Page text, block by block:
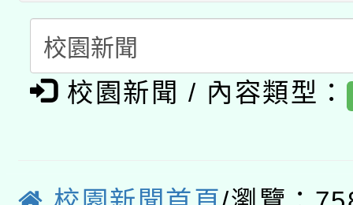
關事宜
轉知教育部國民及學前
國立臺灣師範大學辦理
年度健康促進學校輔導
函轉國家教育研究院中
原住民族教育政策研討
轉知教育部國民及學前
校園新聞 / 內容類型：